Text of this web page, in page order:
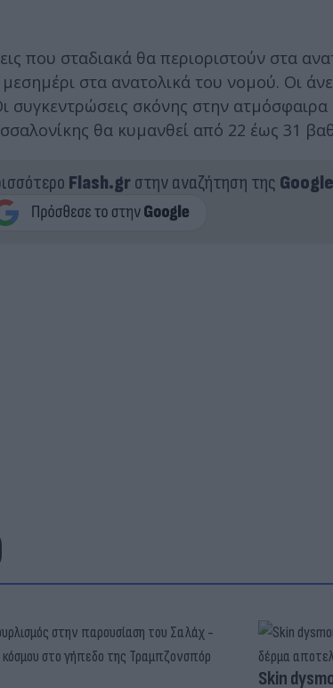
που σταδιακά θα περιοριστούν στα
στα ανατολικά του νομού. Οι
συγκεντρώσεις σκόνης στην ατμόσφαιρα
θα κυμανθεί από 22 έως 31
Flash.grστην αναζήτηση της Google
Skin